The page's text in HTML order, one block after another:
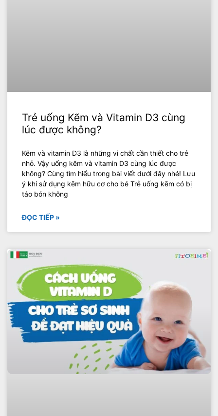
Trẻ uống Kẽm và Vitamin D3 cùng
lúc được không?
Kẽm và vitamin D3 là những vi chất cần thiết cho trẻ
nhỏ. Vậy uống kẽm và vitamin D3 cùng lúc được
không? Cùng tìm hiểu trong bài viết dưới đây nhé! Lưu
ý khi sử dụng kẽm hữu cơ cho bé Trẻ uống kẽm có bị
táo bón không
ĐỌC TIẾP »